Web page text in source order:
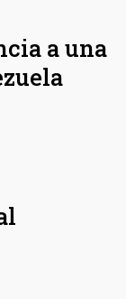
a una